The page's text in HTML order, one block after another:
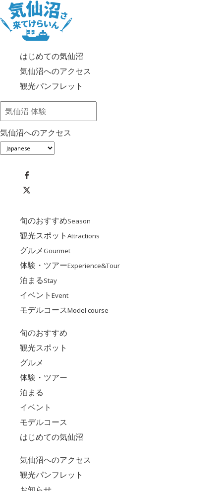
はじめての気仙沼
気仙沼へのアクセス
観光パンフレット
気仙沼へのアクセス
旬のおすすめSeason
観光スポット Attractions
グルメGourmet
体験・ツアーExperience&Tour
泊まるStay
イベント Event
モデルコースModel course
旬のおすすめ
観光スポット
グルメ
体験・ツアー
泊まる
イベント
モデルコース
はじめての気仙沼
気仙沼へのアクセス
観光パンフレット